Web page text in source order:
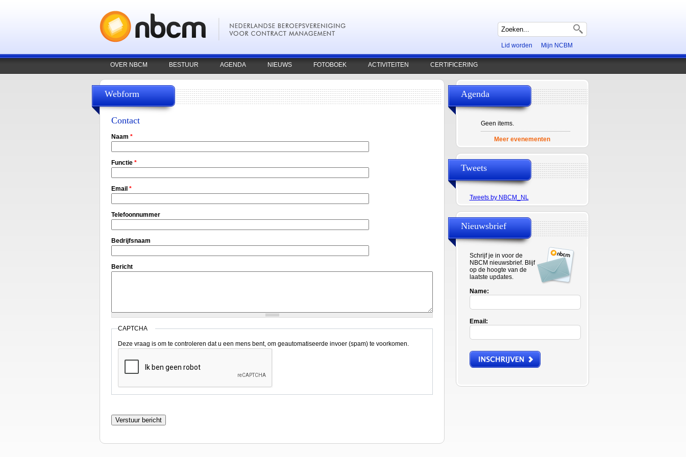
Zoekveld
Lid worden Mijn NCBM
OVER NBCM BESTUUR AGENDA NIEUWS FOTOBOEK ACTIVITEITEN CERTIFICERING
Webform
Contact
Naam *
Functie *
Email *
Telefoonnummer
Bedrijfsnaam
Bericht
CAPTCHA
Deze vraag is om te controleren dat u een mens bent, om geautomatiseerde invoer (spam) te voorkomen.
Agenda
Geen items.
Meer evenementen
Tweets
Tweets by NBCM_NL
Nieuwsbrief
Schrijf je in voor de
NBCM nieuwsbrief. Blijf
op de hoogte van de
laatste updates.
Name:
Email: